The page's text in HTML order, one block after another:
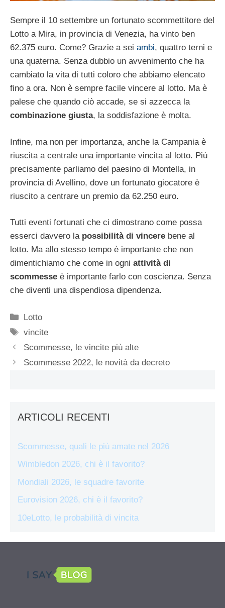
Sempre il 10 settembre un fortunato scommettitore del
Lotto a Mira, in provincia di Venezia, ha vinto ben
62.375 euro. Come? Grazie a sei ambi, quattro terni e
una quaterna. Senza dubbio un avvenimento che ha
cambiato la vita di tutti coloro che abbiamo elencato
fino a ora. Non è sempre facile vincere al lotto. Ma è
palese che quando ciò accade, se si azzecca la
combinazione giusta, la soddisfazione è molta.
Infine, ma non per importanza, anche la Campania è
riuscita a centrale una importante vincita al lotto. Più
precisamente parliamo del paesino di Montella, in
provincia di Avellino, dove un fortunato giocatore è
riuscito a centrare un premio da 62.250 euro.
Tutti eventi fortunati che ci dimostrano come possa
esserci davvero la possibilità di vincere bene al
lotto. Ma allo stesso tempo è importante che non
dimentichiamo che come in ogni attività di
scommesse è importante farlo con coscienza. Senza
che diventi una dispendiosa dipendenza.
Categorie
Lotto
Tag
vincite
Scommesse, le vincite più alte
Scommesse 2022, le novità da decreto
ARTICOLI RECENTI
Scommesse, quali le più amate nel 2026
Wimbledon 2026, chi è il favorito?
Mondiali 2026, le squadre favorite
Eurovision 2026, chi è il favorito?
10eLotto, le probabilità di vincita